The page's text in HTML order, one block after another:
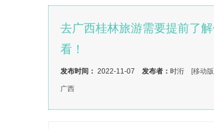
去广西桂林旅游需要提前了
看！
发布时间： 2022-11-07 发布者： 时洐 [移动
广西